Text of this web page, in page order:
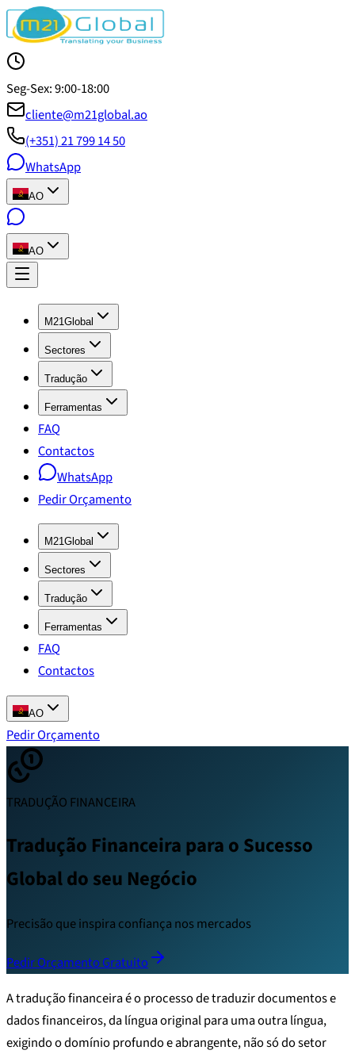
Seg-Sex: 9:00-18:00
cliente@m21global.ao
(+351) 21 799 14 50
WhatsApp
AO
AO
M21Global
Sectores
Tradução
Ferramentas
FAQ
Contactos
WhatsApp
Pedir Orçamento
M21Global
Sectores
Tradução
Ferramentas
FAQ
Contactos
AO
Pedir Orçamento
TRADUÇÃO FINANCEIRA
Tradução Financeira para o Sucesso
Global do seu Negócio
Precisão que inspira confiança nos mercados
Pedir Orçamento Gratuito
A tradução financeira é o processo de traduzir documentos e
dados financeiros, da língua original para uma outra língua,
exigindo o domínio profundo e abrangente, não só do setor